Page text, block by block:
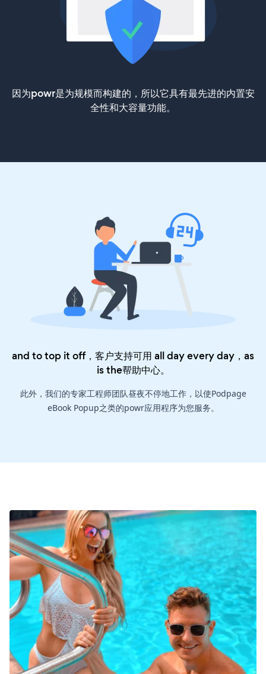
因为powr是为规模而构建的，所以它具有最先进的内置安
全性和大容量功能。
and to top it off，客户支持可用 all day every day，as
is the帮助中心。
此外，我们的专家工程师团队昼夜不停地工作，以使Podpage
eBook Popup之类的powr应用程序为您服务。